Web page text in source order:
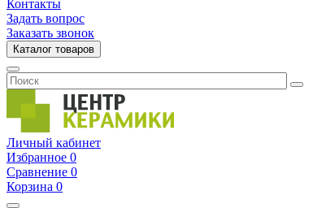
Контакты
Задать вопрос
Заказать звонок
Каталог товаров
Личный кабинет
Избранное 0
Сравнение 0
Корзина 0